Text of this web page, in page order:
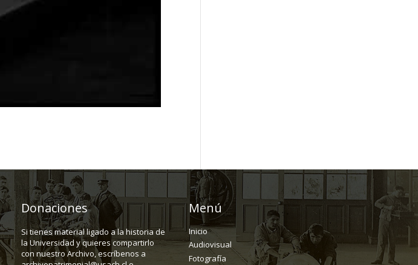
Donaciones
Si tienes material ligado a la historia de
la Universidad y quieres compartirlo
con nuestro Archivo, escríbenos a
Menú
Inicio
Audiovisual
Fotografía